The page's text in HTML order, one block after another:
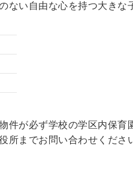
ない自由な心を持つ大きな
が必ず学校の学区内保育
所までお問い合わせくださ